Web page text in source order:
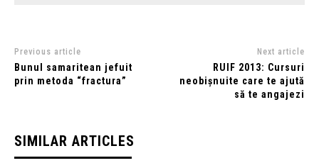
Previous article
Bunul samaritean jefuit
prin metoda “fractura”
Next article
RUIF 2013: Cursuri
neobișnuite care te ajută
să te angajezi
SIMILAR ARTICLES